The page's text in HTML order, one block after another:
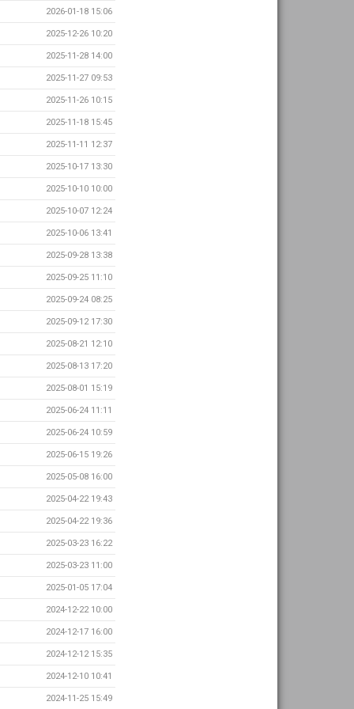
2026-01-18 15:06
2025-12-26 10:20
2025-11-28 14:00
2025-11-27 09:53
2025-11-26 10:15
2025-11-18 15:45
2025-11-11 12:37
2025-10-17 13:30
2025-10-10 10:00
2025-10-07 12:24
2025-10-06 13:41
2025-09-28 13:38
2025-09-25 11:10
2025-09-24 08:25
2025-09-12 17:30
2025-08-21 12:10
2025-08-13 17:20
2025-08-01 15:19
2025-06-24 11:11
2025-06-24 10:59
2025-06-15 19:26
2025-05-08 16:00
2025-04-22 19:43
2025-04-22 19:36
2025-03-23 16:22
2025-03-23 11:00
2025-01-05 17:04
2024-12-22 10:00
2024-12-17 16:00
2024-12-12 15:35
2024-12-10 10:41
2024-11-25 15:49